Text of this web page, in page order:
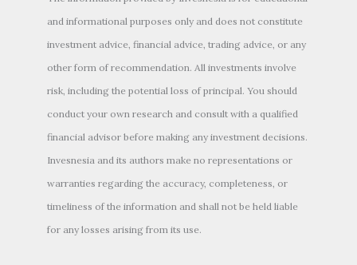
and informational purposes only and does not constitute
investment advice, financial advice, trading advice, or any
other form of recommendation. All investments involve
risk, including the potential loss of principal. You should
conduct your own research and consult with a qualified
financial advisor before making any investment decisions.
Invesnesia and its authors make no representations or
warranties regarding the accuracy, completeness, or
timeliness of the information and shall not be held liable
for any losses arising from its use.